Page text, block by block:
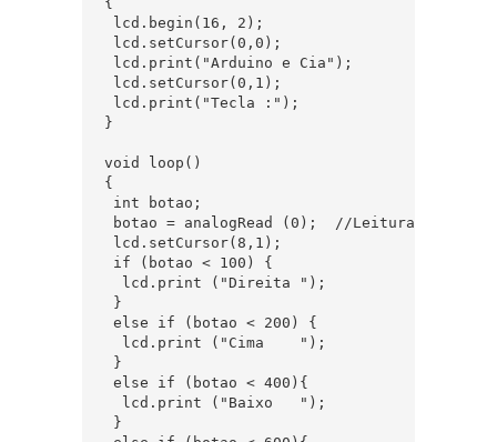
lcd.begin(16, 2);
lcd.setCursor(0,0);
lcd.print("Arduino e Cia");
lcd.setCursor(0,1);
lcd.print("Tecla :");
}
void loop()
{
int botao;
botao = analogRead (0);  //Leitura do valor
lcd.setCursor(8,1);
if (botao < 100) {
  lcd.print ("Direita ");
}
else if (botao < 200) {
  lcd.print ("Cima    ");
}
else if (botao < 400){
  lcd.print ("Baixo   ");
}